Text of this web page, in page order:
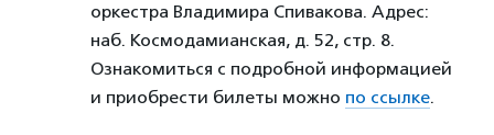
оркестра Владимира Спивакова. Адрес:
наб. Космодамианская, д. 52, стр. 8.
Ознакомиться с подробной информацией
и приобрести билеты можно по ссылке.